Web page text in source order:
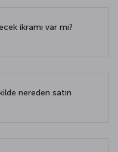
ikramı var mı?
nereden satın